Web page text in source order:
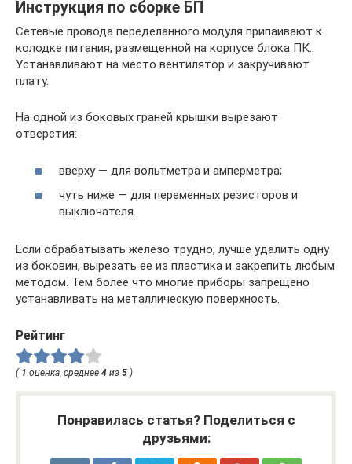
Инструкция по сборке БП
Сетевые провода переделанного модуля припаивают к
колодке питания, размещенной на корпусе блока ПК.
Устанавливают на место вентилятор и закручивают
плату.
На одной из боковых граней крышки вырезают
отверстия:
вверху — для вольтметра и амперметра;
чуть ниже — для переменных резисторов и
выключателя.
Если обрабатывать железо трудно, лучше удалить одну
из боковин, вырезать ее из пластика и закрепить любым
методом. Тем более что многие приборы запрещено
устанавливать на металлическую поверхность.
Рейтинг
( 1 оценка, среднее 4 из 5 )
Понравилась статья? Поделиться с
друзьями: